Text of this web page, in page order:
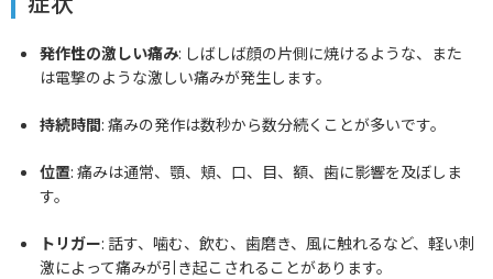
発作性の激しい痛み: しばしば顔の片側に焼けるような、また
は電撃のような激しい痛みが発生します。
持続時間: 痛みの発作は数秒から数分続くことが多いです。
位置: 痛みは通常、顎、頬、口、目、額、歯に影響を及ぼしま
す。
トリガー: 話す、噛む、飲む、歯磨き、風に触れるなど、軽い刺
激によって痛みが引き起こされることがあります。